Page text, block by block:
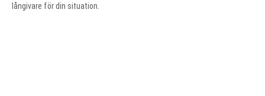
långivare för din situation.